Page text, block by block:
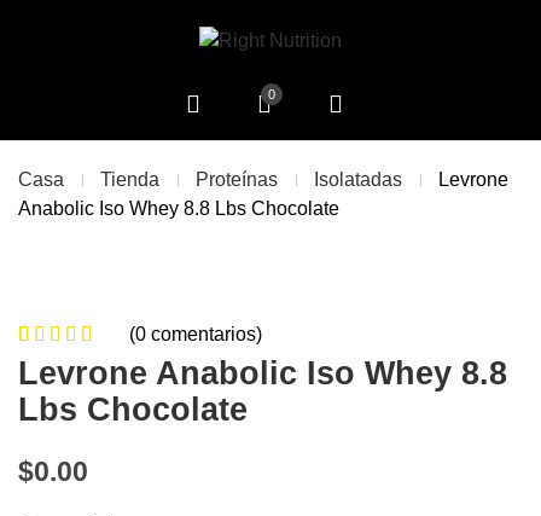
0
Casa Tienda Proteínas Isolatadas
Levrone
Anabolic Iso Whey 8.8 Lbs Chocolate
0 de
5
based on
0
customer
(0 comentarios)
Levrone Anabolic Iso Whey 8.8
Lbs Chocolate
$0.00